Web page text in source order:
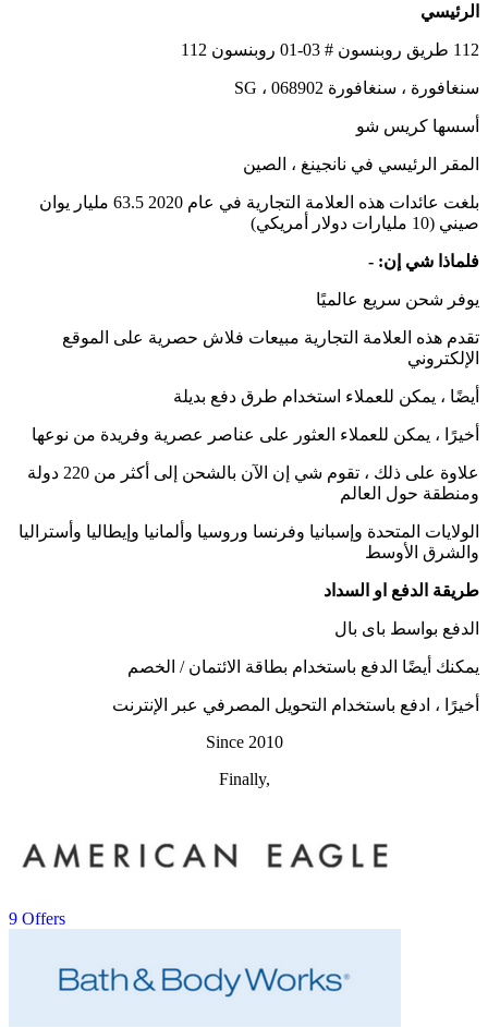
الرئيسي
112 طريق روبنسون # 03-01 روبنسون 112
سنغافورة ، سنغافورة 068902 ، SG
أسسها كريس شو
المقر الرئيسي في نانجينغ ، الصين
بلغت عائدات هذه العلامة التجارية في عام 2020 63.5 مليار يوان
صيني (10 مليارات دولار أمريكي)
فلماذا شي إن: -
يوفر شحن سريع عالميًا
تقدم هذه العلامة التجارية مبيعات فلاش حصرية على الموقع
الإلكتروني
أيضًا ، يمكن للعملاء استخدام طرق دفع بديلة
أخيرًا ، يمكن للعملاء العثور على عناصر عصرية وفريدة من نوعها
علاوة على ذلك ، تقوم شي إن الآن بالشحن إلى أكثر من 220 دولة
ومنطقة حول العالم
الولايات المتحدة وإسبانيا وفرنسا وروسيا وألمانيا وإيطاليا وأستراليا
والشرق الأوسط
طريقة الدفع او السداد
الدفع بواسط باى بال
يمكنك أيضًا الدفع باستخدام بطاقة الائتمان / الخصم
أخيرًا ، ادفع باستخدام التحويل المصرفي عبر الإنترنت
Since 2010
Finally,
9 Offers